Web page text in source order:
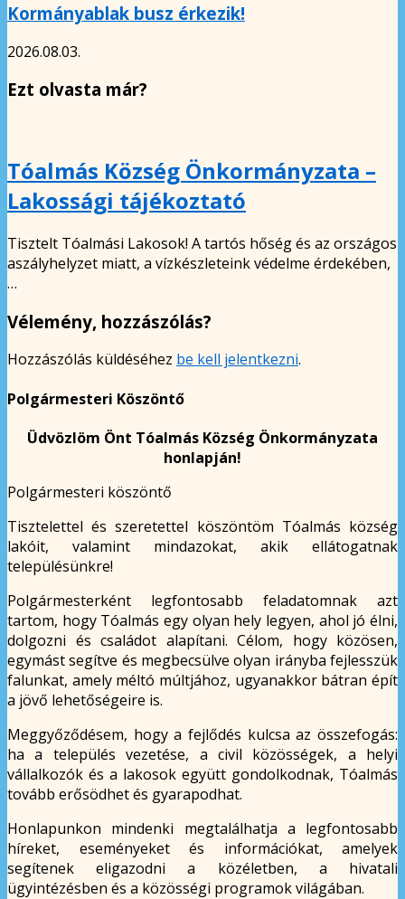
Kormányablak busz érkezik!
2026.08.03.
Ezt olvasta már?
Tóalmás Község Önkormányzata –
Lakossági tájékoztató
Tisztelt Tóalmási Lakosok! A tartós hőség és az országos
aszályhelyzet miatt, a vízkészleteink védelme érdekében,
…
Vélemény, hozzászólás?
Hozzászólás küldéséhez be kell jelentkezni.
Polgármesteri Köszöntő
Üdvözlöm Önt Tóalmás Község Önkormányzata
honlapján!
Polgármesteri köszöntő
Tisztelettel és szeretettel köszöntöm Tóalmás község
lakóit, valamint mindazokat, akik ellátogatnak
településünkre!
Polgármesterként legfontosabb feladatomnak azt
tartom, hogy Tóalmás egy olyan hely legyen, ahol jó élni,
dolgozni és családot alapítani. Célom, hogy közösen,
egymást segítve és megbecsülve olyan irányba fejlesszük
falunkat, amely méltó múltjához, ugyanakkor bátran épít
a jövő lehetőségeire is.
Meggyőződésem, hogy a fejlődés kulcsa az összefogás:
ha a település vezetése, a civil közösségek, a helyi
vállalkozók és a lakosok együtt gondolkodnak, Tóalmás
tovább erősödhet és gyarapodhat.
Honlapunkon mindenki megtalálhatja a legfontosabb
híreket, eseményeket és információkat, amelyek
segítenek eligazodni a közéletben, a hivatali
ügyintézésben és a közösségi programok világában.